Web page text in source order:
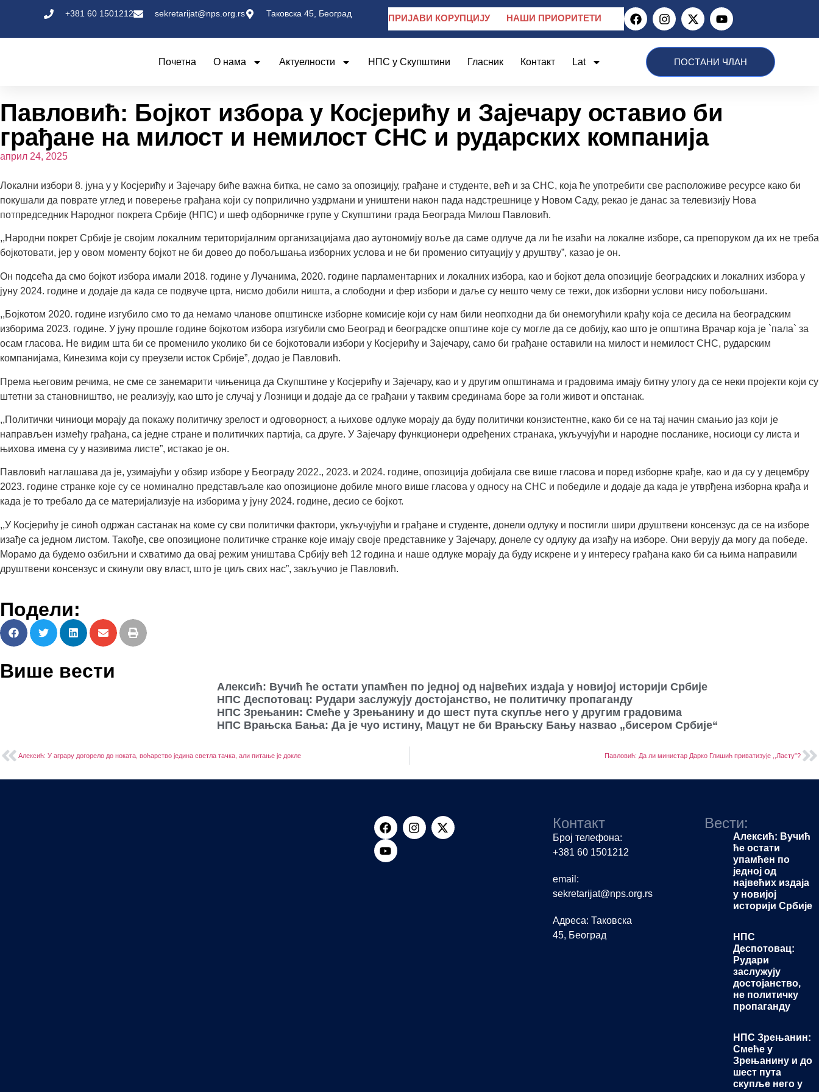
+381 60 1501212 sekretarijat@nps.org.rs Таковска 45, Београд ПРИЈАВИ КОРУПЦИЈУ НАШИ ПРИОРИТЕТИ
Почетна О нама Актуелности НПС у Скупштини Гласник Контакт Lat ПОСТАНИ ЧЛАН
Павловић: Бојкот избора у Косјерићу и Зајечару оставио би
грађане на милост и немилост СНС и рударских компанија
април 24, 2025
Локални избори 8. јуна у у Косјерићу и Зајечару биће важна битка, не само за опозицију, грађане и студенте, већ и за СНС, која ће употребити све расположиве ресурсе како би
покушали да поврате углед и поверење грађана који су поприлично уздрмани и уништени након пада надстрешнице у Новом Саду, рекао је данас за телевизију Нова
потпредседник Народног покрета Србије (НПС) и шеф одборничке групе у Скупштини града Београда Милош Павловић.
,,Народни покрет Србије је својим локалним територијалним организацијама дао аутономију воље да саме одлуче да ли ће изаћи на локалне изборе, са препоруком да их не треба
бојкотовати, јер у овом моменту бојкот не би довео до побољшања изборних услова и не би променио ситуацију у друштву”, казао је он.
Он подсећа да смо бојкот избора имали 2018. године у Лучанима, 2020. године парламентарних и локалних избора, као и бојкот дела опозиције београдских и локалних избора у
јуну 2024. године и додаје да када се подвуче црта, нисмо добили ништа, а слободни и фер избори и даље су нешто чему се тежи, док изборни услови нису побољшани.
,,Бојкотом 2020. године изгубило смо то да немамо чланове општинске изборне комисије који су нам били неопходни да би онемогућили крађу која се десила на београдским
изборима 2023. године. У јуну прошле године бојкотом избора изгубили смо Београд и београдске општине које су могле да се добију, као што је општина Врачар која је `пала` за
осам гласова. Не видим шта би се променило уколико би се бојкотовали избори у Косјерићу и Зајечару, само би грађане оставили на милост и немилост СНС, рударским
компанијама, Кинезима који су преузели исток Србије”, додао је Павловић.
Према његовим речима, не сме се занемарити чињеница да Скупштине у Косјерићу и Зајечару, као и у другим општинама и градовима имају битну улогу да се неки пројекти који су
штетни за становништво, не реализују, као што је случај у Лозници и додаје да се грађани у таквим срединама боре за голи живот и опстанак.
,,Политички чиниоци морају да покажу политичку зрелост и одговорност, а њихове одлуке морају да буду политички конзистентне, како би се на тај начин смањио јаз који је
направљен између грађана, са једне стране и политичких партија, са друге. У Зајечару функционери одређених странака, укључујући и народне посланике, носиоци су листа и
њихова имена су у називима листе”, истакао је он.
Павловић наглашава да је, узимајући у обзир изборе у Београду 2022., 2023. и 2024. године, опозиција добијала све више гласова и поред изборне крађе, као и да су у децембру
2023. године странке које су се номинално представљале као опозиционе добиле много више гласова у односу на СНС и победиле и додаје да када је утврђена изборна крађа и
када је то требало да се материјализује на изборима у јуну 2024. године, десио се бојкот.
,,У Косјерићу је синоћ одржан састанак на коме су сви политички фактори, укључујући и грађане и студенте, донели одлуку и постигли шири друштвени консензус да се на изборе
изађе са једном листом. Такође, све опозиционе политичке странке које имају своје представнике у Зајечару, донеле су одлуку да изађу на изборе. Они верују да могу да победе.
Морамо да будемо озбиљни и схватимо да овај режим уништава Србију већ 12 година и наше одлуке морају да буду искрене и у интересу грађана како би са њима направили
друштвени консензус и скинули ову власт, што је циљ свих нас”, закључио је Павловић.
Подели:
Више вести
Алексић: Вучић ће остати упамћен по једној од највећих издаја у новијој историји Србије
НПС Деспотовац: Рудари заслужују достојанство, не политичку пропаганду
НПС Зрењанин: Смеће у Зрењанину и до шест пута скупље него у другим градовима
НПС Врањска Бања: Да је чуо истину, Мацут не би Врањску Бању назвао „бисером Србије“
Алексић: У аграру догорело до ноката, воћарство једина светла тачка, али питање је докле Павловић: Да ли министар Дарко Глишић приватизује ,,Ласту”?
Контакт
Број телефона:
+381 60 1501212
email:
sekretarijat@nps.org.rs
Адреса: Таковска
45, Београд
Вести:
Алексић: Вучић
ће остати
упамћен по
једној од
највећих издаја
у новијој
историји Србије
НПС
Деспотовац:
Рудари
заслужују
достојанство,
не политичку
пропаганду
НПС Зрењанин:
Смеће у
Зрењанину и до
шест пута
скупље него у